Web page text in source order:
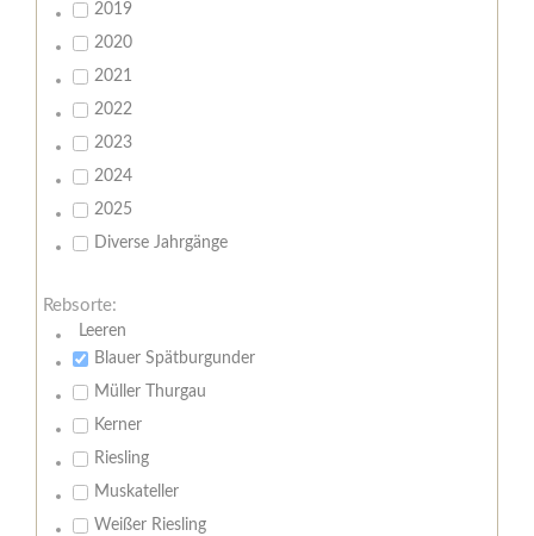
2019
2020
2021
2022
2023
2024
2025
Diverse Jahrgänge
Rebsorte:
Leeren
Blauer Spätburgunder
Müller Thurgau
Kerner
Riesling
Muskateller
Weißer Riesling